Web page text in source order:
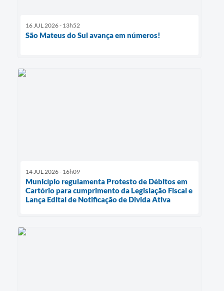
16 JUL 2026 - 13h52
São Mateus do Sul avança em números!
14 JUL 2026 - 16h09
Município regulamenta Protesto de Débitos em
Cartório para cumprimento da Legislação Fiscal e
Lança Edital de Notificação de Divida Ativa